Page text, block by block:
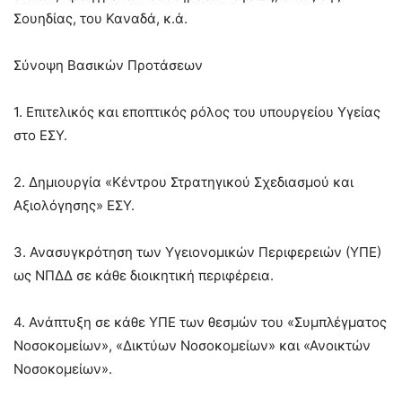
Σουηδίας, του Καναδά, κ.ά.
Σύνοψη Βασικών Προτάσεων
1. Επιτελικός και εποπτικός ρόλος του υπουργείου Υγείας
στο ΕΣΥ.
2. Δημιουργία «Κέντρου Στρατηγικού Σχεδιασμού και
Αξιολόγησης» ΕΣΥ.
3. Ανασυγκρότηση των Υγειονομικών Περιφερειών (ΥΠΕ)
ως ΝΠΔΔ σε κάθε διοικητική περιφέρεια.
4. Ανάπτυξη σε κάθε ΥΠΕ των θεσμών του «Συμπλέγματος
Νοσοκομείων», «Δικτύων Νοσοκομείων» και «Ανοικτών
Νοσοκομείων».